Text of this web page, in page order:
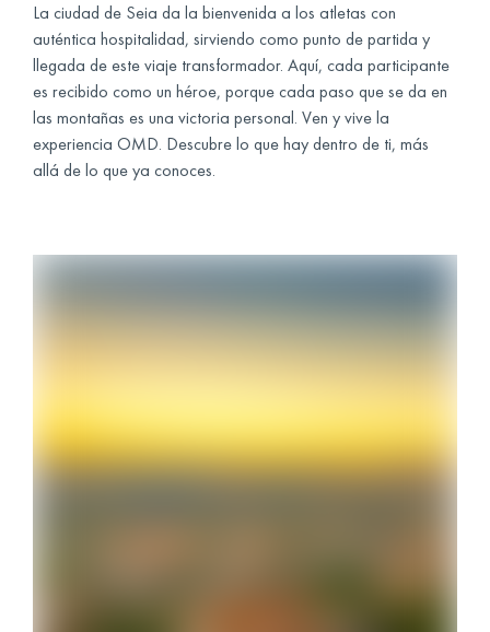
La ciudad de Seia da la bienvenida a los atletas con
auténtica hospitalidad, sirviendo como punto de partida y
llegada de este viaje transformador. Aquí, cada participante
es recibido como un héroe, porque cada paso que se da en
las montañas es una victoria personal. Ven y vive la
experiencia OMD. Descubre lo que hay dentro de ti, más
allá de lo que ya conoces.